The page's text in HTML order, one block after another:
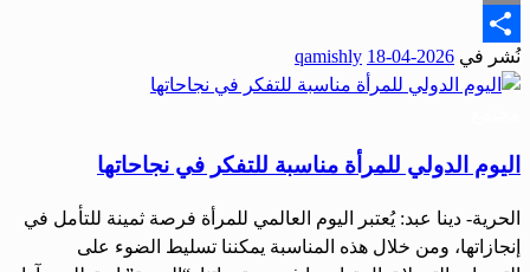
Email
Share
نُشر في 2026-04-18
qamishly
اليوم الدولي للمرأة مناسبة للتفكر في نجاحاتها
الحرية- دينا عبد: يُعتبر اليوم العالمي للمرأة فرصة ثمينة للتأمل في
إنجازاتها، ومن خلال هذه المناسبة يمكننا تسليط الضوء على